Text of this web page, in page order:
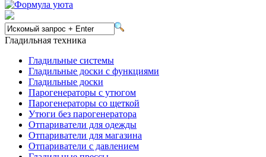
Гладильная техника
Гладильные системы
Гладильные доски с функциями
Гладильные доски
Парогенераторы с утюгом
Парогенераторы со щеткой
Утюги без парогенератора
Отпариватели для одежды
Отпариватели для магазина
Отпариватели с давлением